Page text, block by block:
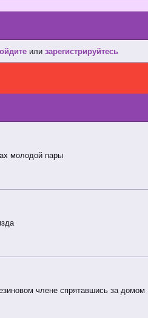
или зарегистрируйтесь
молодой пары
члене спрятавшись за домом